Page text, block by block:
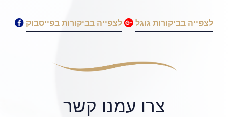
לצפייה בביקורות גוגל לצפייה בביקורות בפייסבוק
צרו עמנו קשר